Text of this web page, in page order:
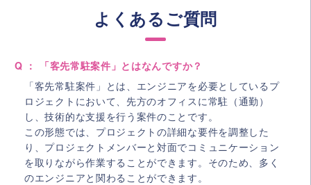
よくあるご質問
Q ： 「客先常駐案件」とはなんですか？
「客先常駐案件」とは、エンジニアを必要としているプ
ロジェクトにおいて、先方のオフィスに常駐（通勤）
し、技術的な支援を行う案件のことです。
この形態では、プロジェクトの詳細な要件を調整した
り、プロジェクトメンバーと対面でコミュニケーション
を取りながら作業することができます。そのため、多く
のエンジニアと関わることができます。